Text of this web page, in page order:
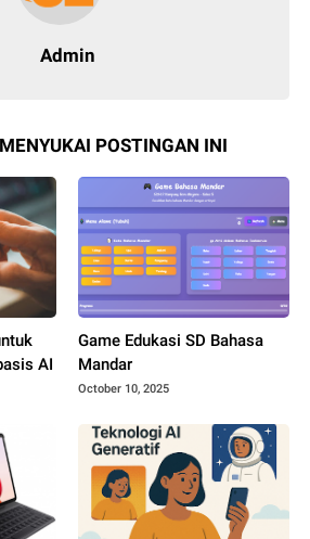
Admin
POSTINGAN INI
AI
Game Edukasi SD Bahasa
Mandar
October 10, 2025